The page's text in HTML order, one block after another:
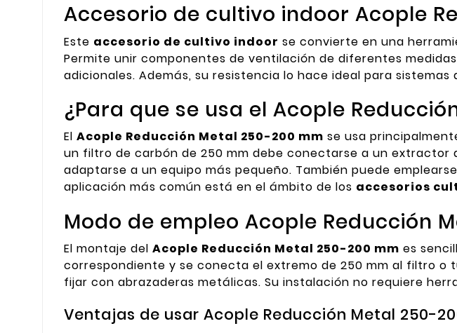
Accesorio de cultivo indoor Acople
Este accesorio de cultivo indoor se convierte en una
Permite unir componentes de ventilación de diferentes
adicionales. Además, su resistencia lo hace ideal para
¿Para que se usa el Acople
El Acople Reducción Metal 250-200 mm se usa
un filtro de carbón de 250 mm debe conectarse a un
adaptarse a un equipo más pequeño. También puede
aplicación más común está en el ámbito de los accesorios
Modo de empleo Acople Reducción
El montaje del Acople Reducción Metal 250-200 mm es
correspondiente y se conecta el extremo de 250 mm al filtro o
fijar con abrazaderas metálicas. Su instalación no requiere
Ventajas de usar Acople Reducción Metal 250-